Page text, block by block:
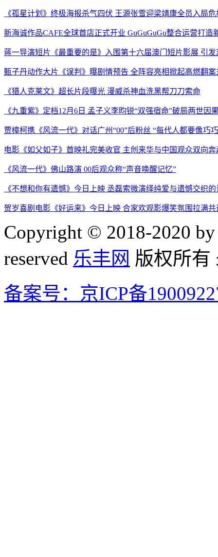
《孤星计划》终极海报杀气四伏 王源张雪迎梁靖康全员入局
新海诚作品CAFE全球首店正式开业 GuGuGuGu整合运营打造
蒋一导演短片《最重要的是》入围第十六届澳门短片影展 引
甄子丹动作大片《误判》曝剧情预告 全阵容亮相掀起高燃翻案
《猎人克莱文》超长片段曝光 漫威杀神血洗黑帮刀刀索命
《九重紫》定档12月6日 孟子义李昀锐“双强宿命”破局两世因
贾樟柯携《风流一代》对话广州“00”后粉丝 “每代人都要像巧
电影《如父如子》首映礼完美收官 主创来华与中国观众双向奔
《风流一代》佛山路演 00后观众称“声音唤醒记忆”
《不想和你有遗憾》今日上映 丞磊索微演绎纯爱与遗憾交织
贺岁喜剧电影《好运来》今日上映 合家欢观影爆笑氛围拉满
Copyright © 2018-2020
reserved 乐丰网 版权所有
备案号：京ICP备